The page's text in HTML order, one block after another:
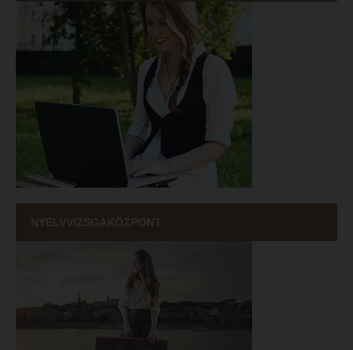
NYELVVIZSGAKÖZPONT